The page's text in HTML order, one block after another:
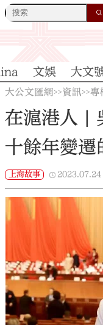
文娛 大文
大公文匯網>>資訊>>專
在滬港人 |
十餘年變遷
上海故事 2023.07.24